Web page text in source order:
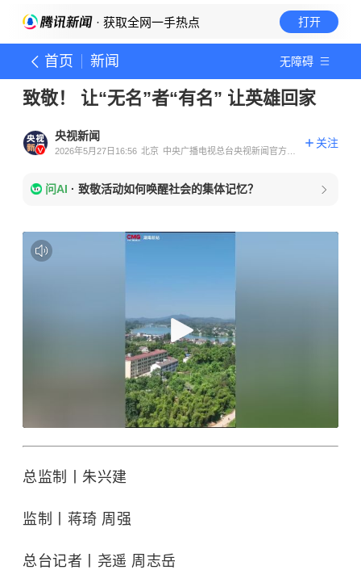
· 获取全网一手热点 打开
首页 新闻 无障碍
致敬！ 让“无名”者“有名” 让英雄回家
央视新闻
2026年5月27日16:56 北京 中央广播电视总台央视新闻官方账
关注
问AI · 致敬活动如何唤醒社会的集体记忆？
总监制丨朱兴建
监制丨蒋琦 周强
总台记者丨尧遥 周志岳